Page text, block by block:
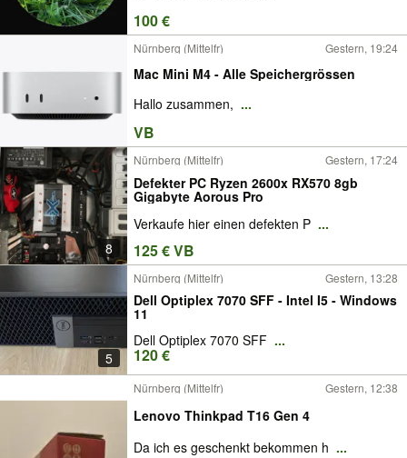
100 €
Nürnberg (Mittelfr) Gestern, 19:24
Mac Mini M4 - Alle Speichergrössen
Hallo zusammen, ...
VB
8
Nürnberg (Mittelfr) Gestern, 17:24
Defekter PC Ryzen 2600x RX570 8gb
Gigabyte Aorous Pro
Verkaufe hier einen defekten P ...
125 € VB
5
Nürnberg (Mittelfr) Gestern, 13:28
Dell Optiplex 7070 SFF - Intel I5 - Windows
11
Dell Optiplex 7070 SFF ...
120 €
Nürnberg (Mittelfr) Gestern, 12:38
Lenovo Thinkpad T16 Gen 4
Da ich es geschenkt bekommen h ...